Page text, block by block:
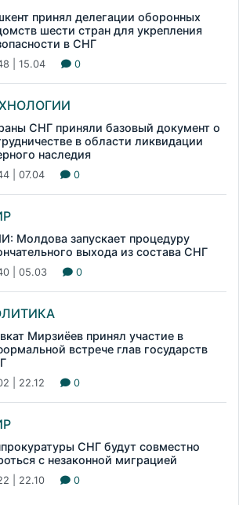
принял делегации оборонных
шести стран для укрепления
в СНГ
| 15.04 0
СНГ приняли базовый документ о
в области ликвидации
наследия
| 07.04 0
Молдова запускает процедуру
выхода из состава СНГ
| 05.03 0
Мирзиёев принял участие в
встрече глав государств
| 22.12 0
СНГ будут совместно
с незаконной миграцией
| 22.10 0